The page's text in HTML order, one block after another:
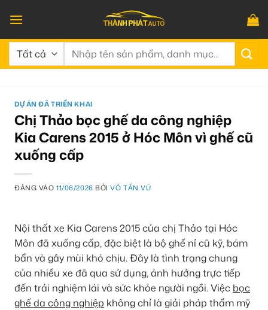
qua
nội
dung
Tìm
DỰ ÁN ĐÃ TRIỂN KHAI
Chị Thảo bọc ghế da công nghiệp
Kia Carens 2015 ở Hóc Môn vì ghế cũ
xuống cấp
ĐĂNG VÀO11/06/2026 BỞIVÕ TẤN VŨ
Nội thất xe Kia Carens 2015 của chị Thảo tại Hóc
Môn đã xuống cấp, đặc biệt là bộ ghế nỉ cũ kỹ, bám
bẩn và gây mùi khó chịu. Đây là tình trạng chung
của nhiều xe đã qua sử dụng, ảnh hưởng trực tiếp
đến trải nghiệm lái và sức khỏe người ngồi. Việc bọc
ghế da công nghiệp không chỉ là giải pháp thẩm mỹ